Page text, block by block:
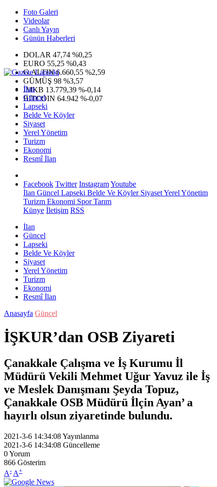
Foto Galeri
Videolar
Canlı Yayın
Günün Haberleri
DOLAR 47,74 %0,25
EURO 55,25 %0,43
G.ALTIN6.660,55 %2,59
GÜMÜŞ 98 %3,57
IMKB 13.779,39 %-0,14
BITCOIN 64.942 %-0,07
İlan
Güncel
Lapseki
Belde Ve Köyler
Siyaset
Yerel Yönetim
Turizm
Ekonomi
Resmî İlan
Facebook Twitter InstagramYoutube
İlan Güncel Lapseki Belde Ve KöylerSiyasetYerel Yönetim
Turizm Ekonomi SporTarım
Künye İletişim RSS
İlan
Güncel
Lapseki
Belde Ve Köyler
Siyaset
Yerel Yönetim
Turizm
Ekonomi
Resmî İlan
Anasayfa Güncel
İŞKUR’dan OSB Ziyareti
Çanakkale Çalışma ve İş Kurumu İl
Müdürü Vekili Mehmet Uğur Yavuz ile İş
ve Meslek Danışmanı Şeyda Topuz,
Çanakkale OSB Müdürü İlçin Ayan’ a
hayırlı olsun ziyaretinde bulundu.
2021-3-6 14:34:08Yayınlanma
2021-3-6 14:34:08 Güncelleme
0Yorum
866 Gösterim
A- A+